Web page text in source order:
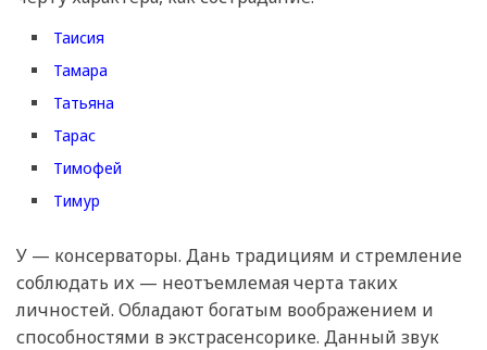
Таисия
Тамара
Татьяна
Тарас
Тимофей
Тимур
У — консерваторы. Дань традициям и стремление
соблюдать их — неотъемлемая черта таких
личностей. Обладают богатым воображением и
способностями в экстрасенсорике. Данный звук